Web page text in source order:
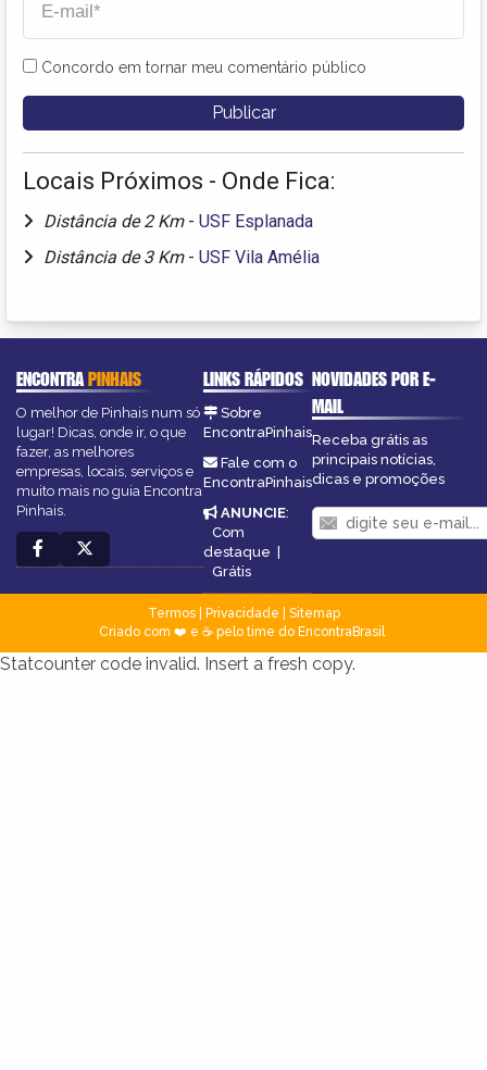
Concordo em tornar meu comentário público
Locais Próximos - Onde Fica:
Distância de 2 Km - USF Esplanada
Distância de 3 Km - USF Vila Amélia
ENCONTRAPINHAIS
O melhor de Pinhais num só
lugar! Dicas, onde ir, o que
fazer, as melhores
empresas, locais, serviços e
muito mais no guia Encontra
Pinhais.
LINKS RÁPIDOS
Sobre
EncontraPinhais
Fale com o
EncontraPinhais
ANUNCIE:
Com
destaque |
Grátis
NOVIDADES POR E-
MAIL
Receba grátis as
principais notícias,
dicas e promoções
Termos| Privacidade
Sitemap
Criado com ❤️ e ☕ pelo time do EncontraBrasil
Statcounter code invalid. Insert a fresh copy.